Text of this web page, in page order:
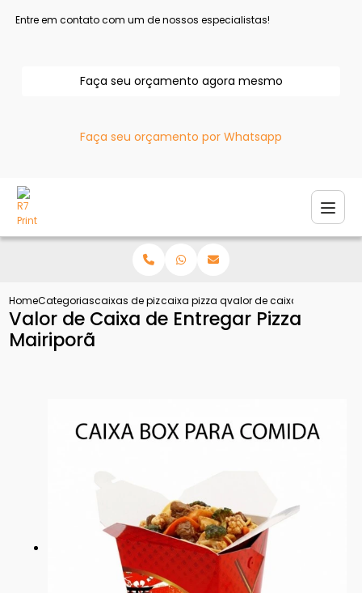
Entre em contato com um de nossos especialistas!
Faça seu orçamento agora mesmo
Faça seu orçamento por Whatsapp
HomeCategoriascaixas de pizzacaixa pizza quadrada
valor de caixa de
Valor de Caixa de Entregar Pizza
Mairiporã